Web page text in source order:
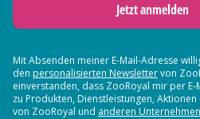
Jetzt anmelden
Mit Absenden meiner E-Mail-Adresse
den personalisierten Newslettervon
einverstanden, dass ZooRoyal mir per
zu Produkten, Dienstleistungen,
von ZooRoyal und anderen